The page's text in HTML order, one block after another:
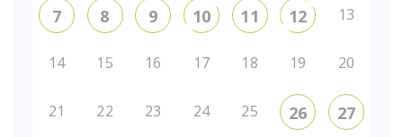
7 8 9 10 11 12 13
14 15 16 17 18 19 20
21 22 23 24 25 26 27